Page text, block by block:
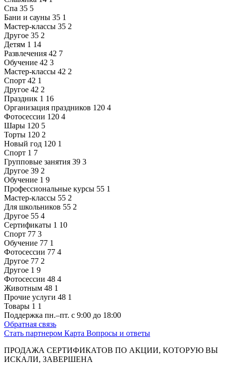
Спа 35 5
Бани и сауны 35 1
Мастер-классы 35 2
Другое 35 2
Детям 1 14
Развлечения 42 7
Обучение 42 3
Мастер-классы 42 2
Спорт 42 1
Другое 42 2
Праздник 1 16
Организация праздников 120 4
Фотосессии 120 4
Шары 120 5
Торты 120 2
Новый год 120 1
Спорт 1 7
Групповые занятия 39 3
Другое 39 2
Обучение 1 9
Профессиональные курсы 55 1
Мастер-классы 55 2
Для школьников 55 2
Другое 55 4
Сертификаты 1 10
Спорт 77 3
Обучение 77 1
Фотосессии 77 4
Другое 77 2
Другое 1 9
Фотосессии 48 4
Животным 48 1
Прочие услуги 48 1
Товары 1 1
Поддержка пн.–пт. с 9:00 до 18:00
Обратная связь
Стать партнером Карта Вопросы и ответы
ПРОДАЖА СЕРТИФИКАТОВ ПО АКЦИИ, КОТОРУЮ ВЫ
ИСКАЛИ, ЗАВЕРШЕНА